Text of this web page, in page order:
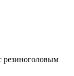
резиноголовым